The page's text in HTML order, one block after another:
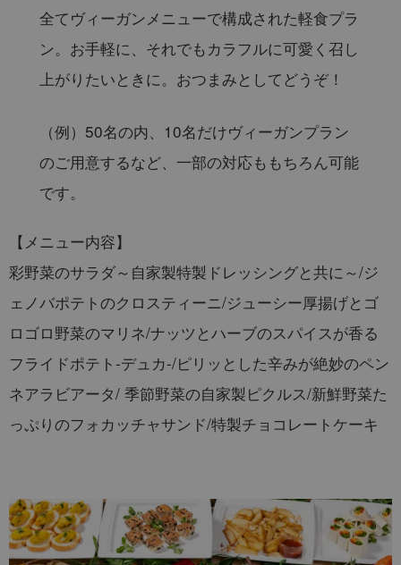
全てヴィーガンメニューで構成された軽食プラ
ン。お手軽に、それでもカラフルに可愛く召し
上がりたいときに。おつまみとしてどうぞ！
（例）50名の内、10名だけヴィーガンプラン
のご用意するなど、一部の対応ももちろん可能
です。
【メニュー内容】
彩野菜のサラダ～自家製特製ドレッシングと共に～/ジ
ェノバポテトのクロスティーニ/ジューシー厚揚げとゴ
ロゴロ野菜のマリネ/ナッツとハーブのスパイスが香る
フライドポテト-デュカ-/ピリッとした辛みが絶妙のペン
ネアラビアータ/ 季節野菜の自家製ピクルス/新鮮野菜た
っぷりのフォカッチャサンド/特製チョコレートケーキ